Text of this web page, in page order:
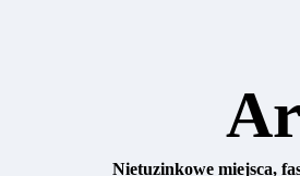
Nietuzinkowe miejsca,